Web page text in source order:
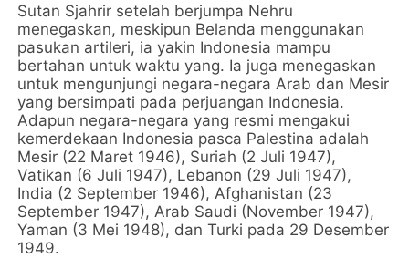
Sutan Sjahrir setelah berjumpa Nehru
menegaskan, meskipun Belanda menggunakan
pasukan artileri, ia yakin Indonesia mampu
bertahan untuk waktu yang. Ia juga menegaskan
untuk mengunjungi negara-negara Arab dan Mesir
yang bersimpati pada perjuangan Indonesia.
Adapun negara-negara yang resmi mengakui
kemerdekaan Indonesia pasca Palestina adalah
Mesir (22 Maret 1946), Suriah (2 Juli 1947),
Vatikan (6 Juli 1947), Lebanon (29 Juli 1947),
India (2 September 1946), Afghanistan (23
September 1947), Arab Saudi (November 1947),
Yaman (3 Mei 1948), dan Turki pada 29 Desember
1949.